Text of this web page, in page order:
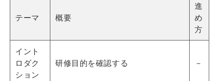
テーマ 概要
進
め
方
イント
ロダク
ション
研修目的を確認する －